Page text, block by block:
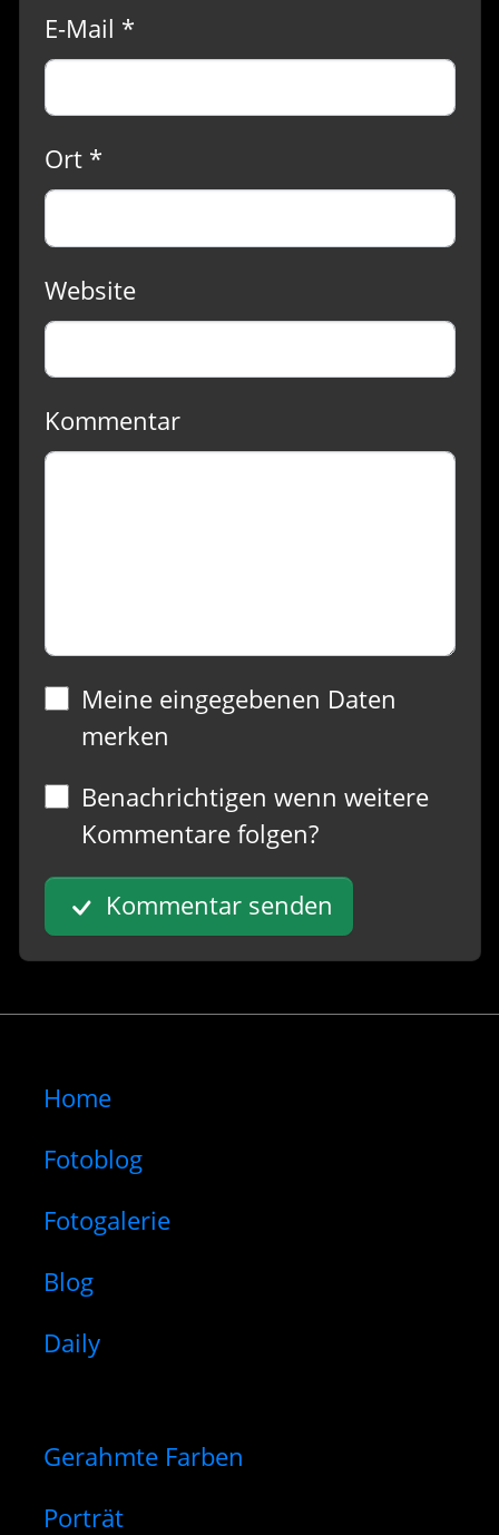
E-Mail *
Ort *
Website
Kommentar
Meine eingegebenen Daten
merken
Benachrichtigen wenn weitere
Kommentare folgen?
Kommentar senden
Home
Fotoblog
Fotogalerie
Blog
Daily
Gerahmte Farben
Porträt